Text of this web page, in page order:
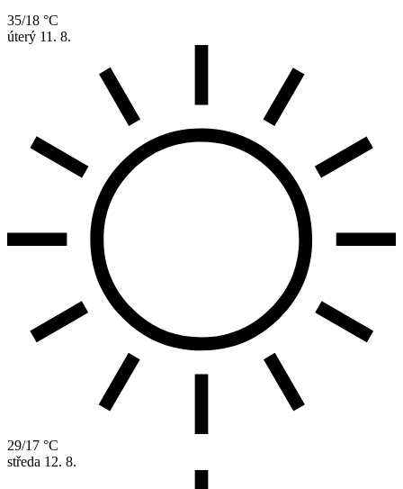
35/18 °C
úterý 11. 8.
29/17 °C
středa 12. 8.